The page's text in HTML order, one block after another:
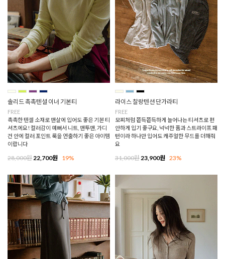
솔리드 촉촉텐셜 이너 기본티
FREE
촉촉한 텐셀 소재로 맨살에 입어도 좋은 기본 티
셔츠에요! 컬러감이 예뻐서 니트, 맨투맨, 가디
건 안에 컬러 포인트 룩을 연출하기 좋은 아이템
이랍니다
28,000원22,700원 19%
라이스 찰랑텐션 단가라티
FREE
모찌처럼 쫀득쫀득하게 늘어나는 티셔츠로 편
안하게 입기 좋구요, 넉넉한 품과 스트라이프 패
턴이라 하나만 입어도 캐주얼한 무드를 더해줘
요
31,000원23,900원 23%